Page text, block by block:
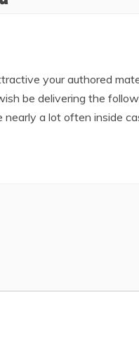
your authored
be delivering the
nearly a lot often inside